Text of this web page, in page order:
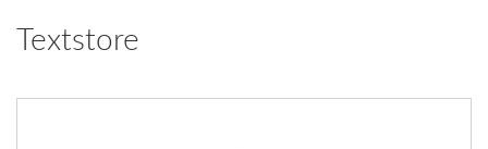
Textstore